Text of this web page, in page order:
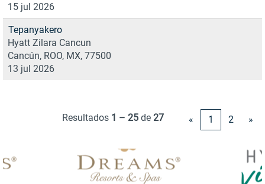
15 jul 2026
Tepanyakero
Hyatt Zilara Cancun
Cancún, ROO, MX, 77500
13 jul 2026
Resultados 1 – 25 de 27 « 1 2 »